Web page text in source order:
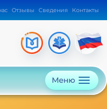
Отзывы Сведения Контакты
Меню